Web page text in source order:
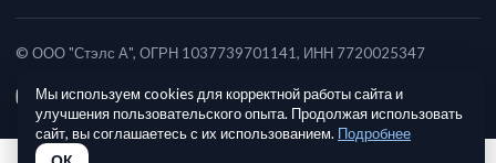
© ООО "Стэлс А", ОГРН 1037739701141, ИНН 7720025347
Мы используем cookies для корректной работы сайта и
улучшения пользовательского опыта. Продолжая использовать
сайт, вы соглашаетесь с их использованием. Подробнее